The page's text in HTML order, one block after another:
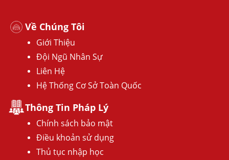
Về Chúng Tôi
Giới Thiệu
Đội Ngũ Nhân Sự
Liên Hệ
Hệ Thống Cơ Sở Toàn Quốc
Thông Tin Pháp Lý
Chính sách bảo mật
Điều khoản sử dụng
Thủ tục nhập học